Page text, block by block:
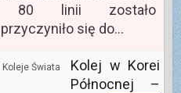
80 linii zostało
się do…
Koleje Świata
Kolej w Korei
Północnej –